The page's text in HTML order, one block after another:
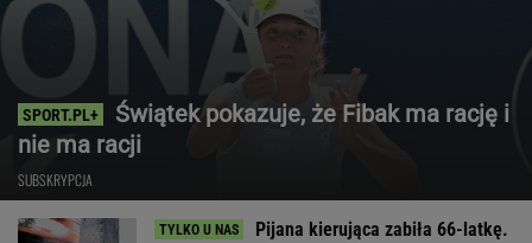
Świątek pokazuje, że Fibak ma rację i
nie ma racji
SUBSKRYPCJA
Pijana kierująca zabiła 66-latkę.